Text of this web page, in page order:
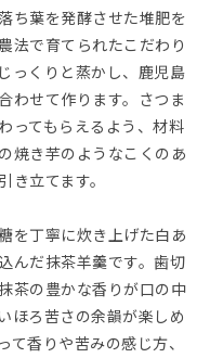
ち葉を発酵させた堆肥を
法で育てられたこだわり
っくりと蒸かし、鹿児島
わせて作ります。さつま
ってもらえるよう、材料
焼き芋のようなこくのあ
立てます。
を丁寧に炊き上げた白あ
んだ抹茶羊羹です。歯切
茶の豊かな香りが口の中
ほろ苦さの余韻が楽しめ
香りや苦みの感じ方、